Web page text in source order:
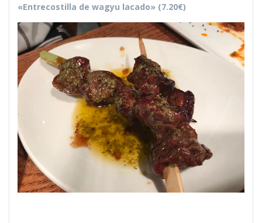
«Entrecostilla de wagyu lacado» (7.20€)